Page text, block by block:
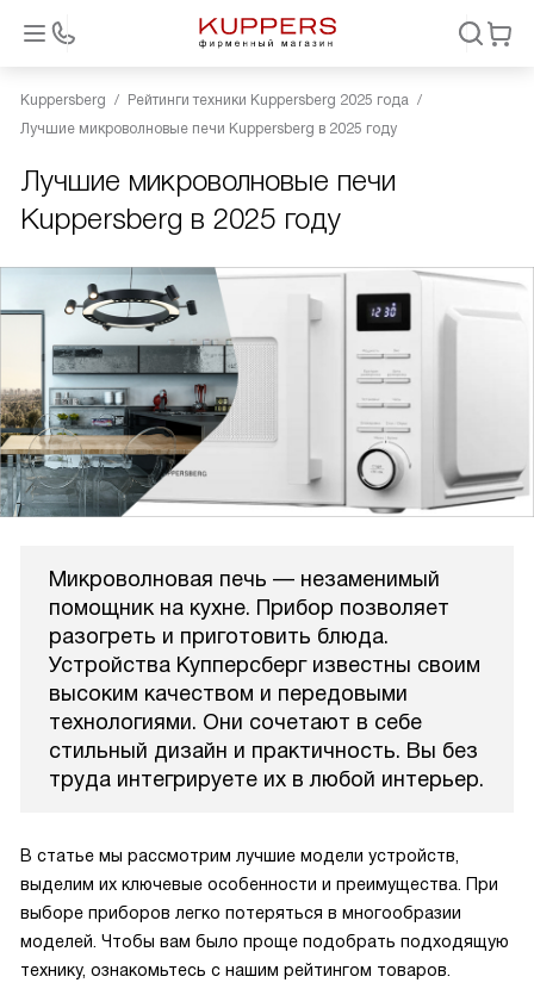
Kuppersberg
Рейтинги техники Kuppersberg 2025 года
Лучшие микроволновые печи Kuppersberg в 2025 году
Лучшие микроволновые печи
Kuppersberg в 2025 году
Микроволновая печь — незаменимый
помощник на кухне. Прибор позволяет
разогреть и приготовить блюда.
Устройства Купперсберг известны своим
высоким качеством и передовыми
технологиями. Они сочетают в себе
стильный дизайн и практичность. Вы без
труда интегрируете их в любой интерьер.
В статье мы рассмотрим лучшие модели устройств,
выделим их ключевые особенности и преимущества. При
выборе приборов легко потеряться в многообразии
моделей. Чтобы вам было проще подобрать подходящую
технику, ознакомьтесь с нашим рейтингом товаров.